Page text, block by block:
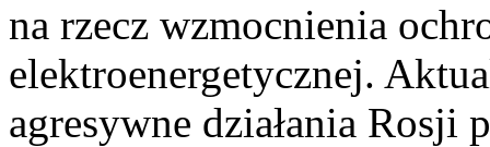
na rzecz wzmocnienia
elektroenergetycznej.
agresywne działania Rosji